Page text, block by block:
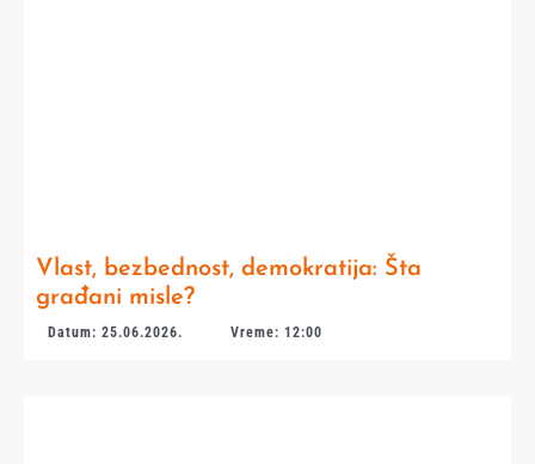
Vlast, bezbednost, demokratija: Šta
građani misle?
Datum: 25.06.2026. Vreme: 12:00